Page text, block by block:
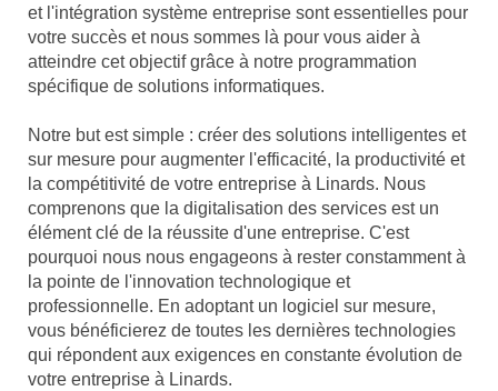
et l'intégration système entreprise sont essentielles pour
votre succès et nous sommes là pour vous aider à
atteindre cet objectif grâce à notre programmation
spécifique de solutions informatiques.
Notre but est simple : créer des solutions intelligentes et
sur mesure pour augmenter l'efficacité, la productivité et
la compétitivité de votre entreprise à Linards. Nous
comprenons que la digitalisation des services est un
élément clé de la réussite d'une entreprise. C'est
pourquoi nous nous engageons à rester constamment à
la pointe de l'innovation technologique et
professionnelle. En adoptant un logiciel sur mesure,
vous bénéficierez de toutes les dernières technologies
qui répondent aux exigences en constante évolution de
votre entreprise à Linards.